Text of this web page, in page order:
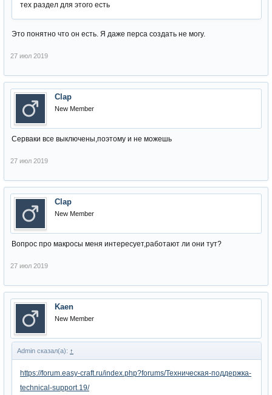
тех раздел для этого есть
Это понятно что он есть. Я даже перса создать не могу.
27 июл 2019
Clap
New Member
Серваки все выключены,поэтому и не можешь
27 июл 2019
Clap
New Member
Вопрос про макросы меня интересует,работают ли они тут?
27 июл 2019
Kaen
New Member
Admin сказал(а): ↑
https://forum.easy-craft.ru/index.php?forums/Техническая-поддержка-
technical-support.19/